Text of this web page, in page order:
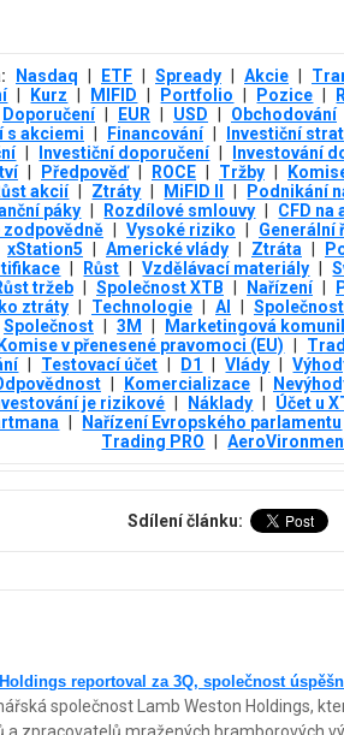
Nasdaq ETF Spready Akcie
Kurz MIFID Portfolio Pozice
Doporučení EUR USD
Obchodování
s akciemi
Financování
Investiční
Investiční doporučení
Investování
Předpověď ROCE Tržby
akcií Ztráty MiFID II
Podnikání
páky
Rozdílové smlouvy
CFD na
zodpovědně
Vysoké riziko
Generální
xStation5 Americké vlády Ztráta
Růst Vzdělávací materiály
tržeb Společnost XTB Nařízení
ztráty Technologie AI
Společnost 3М
Marketingová
Komise v přenesené pravomoci (EU)
Testovací účet D1 Vlády
Komercializace
je rizikové Náklady
Účet u
Nařízení Evropského parlamentu
Trading PRO
Sdílení článku:
reportoval za 3Q, společnost
společnost Lamb Weston Holdings,